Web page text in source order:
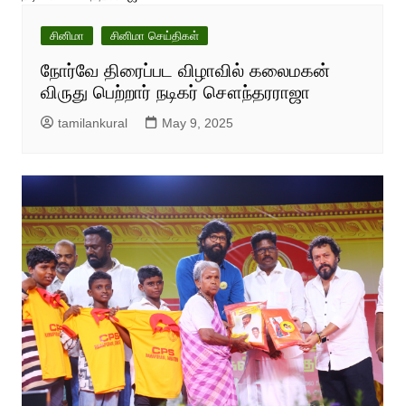
சினிமா சினிமா செய்திகள்
நோர்வே திரைப்பட விழாவில் கலைமகன்
விருது பெற்றார் நடிகர் சௌந்தரராஜா
tamilankural May 9, 2025